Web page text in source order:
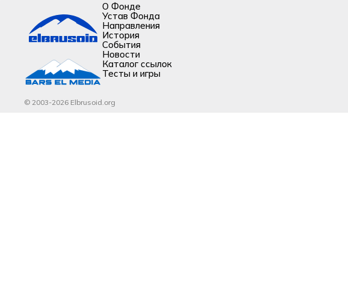
О Фонде
Устав Фонда
Направления
История
События
Новости
Каталог ссылок
Тесты и игры
© 2003-2026 Elbrusoid.org